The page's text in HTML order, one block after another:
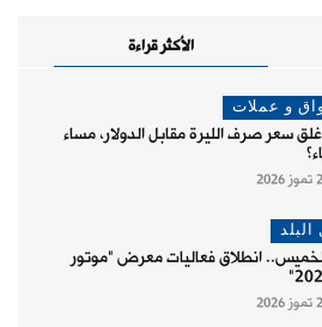
الأكثر قراءة
و عملات
سعر صرف الليرة مقابل الدولار، مساء
البلد
انطلاق فعاليات معرض "موتور